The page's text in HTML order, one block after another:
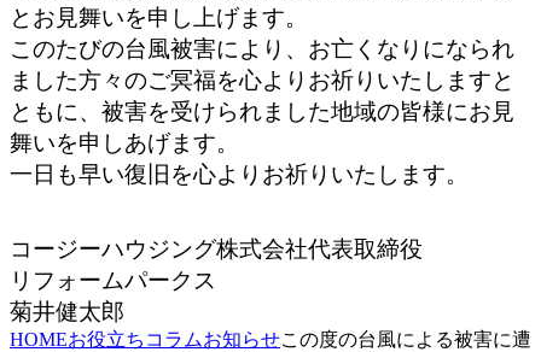
とお見舞いを申し上げます。
このたびの台風被害により、お亡くなりになられ
ました方々のご冥福を心よりお祈りいたしますと
ともに、被害を受けられました地域の皆様にお見
舞いを申しあげます。
一日も早い復旧を心よりお祈りいたします。
コージーハウジング株式会社代表取締役
リフォームパークス
菊井健太郎
HOMEお役立ちコラムお知らせこの度の台風による被害に遭